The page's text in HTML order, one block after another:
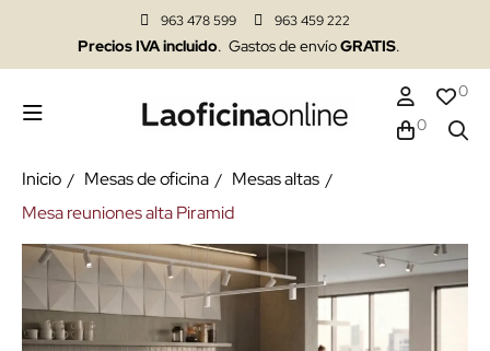
963 478 599 963 459 222
Precios IVA incluido. Gastos de envíoGRATIS.
0
0
Inicio Mesas de oficina
Mesas altas
Mesa reuniones alta Piramid